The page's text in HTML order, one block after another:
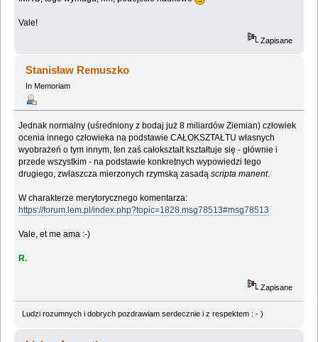
Vale!
Zapisane
Stanisław Remuszko
In Memoriam
Jednak normalny (uśredniony z bodaj już 8 miliardów Ziemian) człowiek
ocenia innego człowieka na podstawie CAŁOKSZTAŁTU własnych
wyobrażeń o tym innym, ten zaś całokształt kształtuje się - głównie i
przede wszystkim - na podstawie konkretnych wypowiedzi tego
drugiego, zwłaszcza mierzonych rzymską zasadąscripta manent.
W charakterze merytorycznego komentarza:
https://forum.lem.pl/index.php?topic=1828.msg78513#msg78513
Vale, et me ama :-)
R.
Zapisane
Ludzi rozumnych i dobrych pozdrawiam serdecznie i z respektem : - )